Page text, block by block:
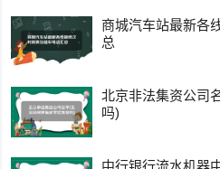
商城汽车站最新各
总
北京非法集资公司
吗)
中行银行流水机器